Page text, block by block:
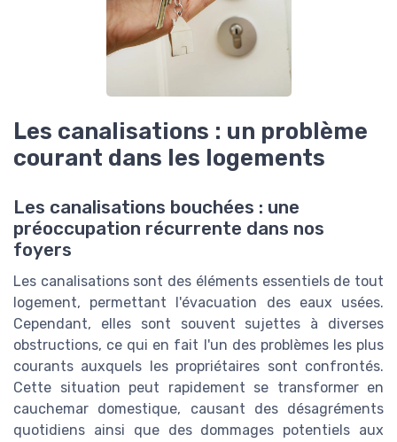
Les canalisations : un problème
courant dans les logements
Les canalisations bouchées : une
préoccupation récurrente dans nos
foyers
Les canalisations sont des éléments essentiels de tout
logement, permettant l'évacuation des eaux usées.
Cependant, elles sont souvent sujettes à diverses
obstructions, ce qui en fait l'un des problèmes les plus
courants auxquels les propriétaires sont confrontés.
Cette situation peut rapidement se transformer en
cauchemar domestique, causant des désagréments
quotidiens ainsi que des dommages potentiels aux